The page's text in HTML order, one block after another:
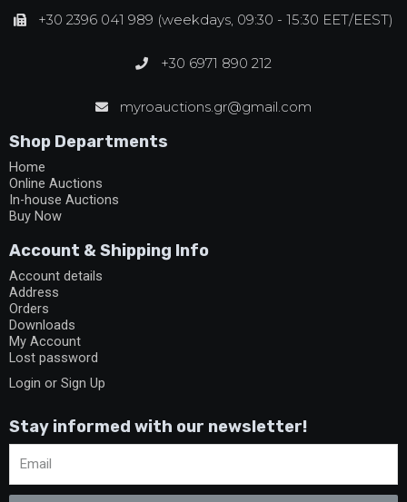
+30 2396 041 989 (weekdays, 09:30 - 15:30 EET/EEST)
+30 6971 890 212
myroauctions.gr@gmail.com
Shop Departments
Home
Online Auctions
In-house Auctions
Buy Now
Account & Shipping Info
Account details
Address
Orders
Downloads
My Account
Lost password
Login or Sign Up
Stay informed with our newsletter!